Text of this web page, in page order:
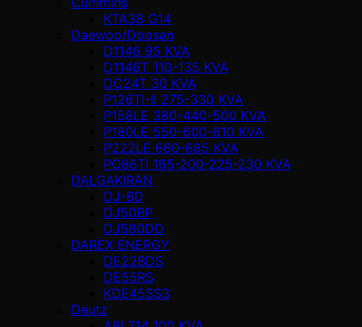
KTA38 G14
Daewoo/Doosan
D1146 95 KVA
D1146T 110-135 KVA
DC24T 30 KVA
P126TI-II 275-330 KVA
P158LE 380-440-500 KVA
P180LE 550-600-610 KVA
P222LE 660-685 KVA
PO86TI 165-200-225-230 KVA
DALGAKIRAN
DJ-BD
DJ50BP
DJ580DD
DAREX ENERGY
DE22BDS
DE55RS
KDE45SS3
Deutz